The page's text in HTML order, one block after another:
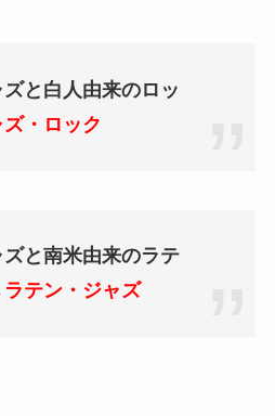
と白人由来のロッ
ズ・ロック
と南米由来のラテ
ラテン・ジャズ